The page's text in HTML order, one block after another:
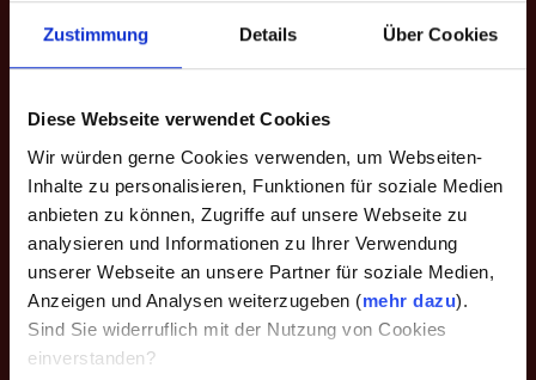
Zustimmung Details Über Cookies
Diese Webseite verwendet Cookies
Wir würden gerne Cookies verwenden, um Webseiten-
Inhalte zu personalisieren, Funktionen für soziale Medien
anbieten zu können, Zugriffe auf unsere Webseite zu
analysieren und Informationen zu Ihrer Verwendung
unserer Webseite an unsere Partner für soziale Medien,
Anzeigen und Analysen weiterzugeben (mehr dazu).
Sind Sie widerruflich mit der Nutzung von Cookies
einverstanden?
19:00 bis 20:00 Uhr
Wo?